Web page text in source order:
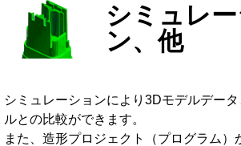
シミュレー
ン、他
シミュレーションにより3Dモデルデー
ルとの比較ができます。
また、造形プロジェクト（プログラム）